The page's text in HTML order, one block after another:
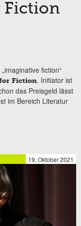
Fiction
fiction“
Fiction. Initiator ist
das Preisgeld lässt
im Bereich Literatur
19. Oktober 2021